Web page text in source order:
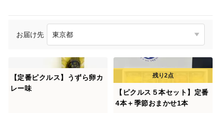
お届け先
【定番ピクルス】うずら卵カ
レー味
【ピクルス５本セット】定番
4本＋季節おまかせ1本